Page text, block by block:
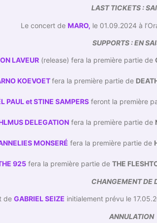
LAST TICKETS :
Le concert deMARO, le 01.09.2024 à
SUPPORTS : EN
LAVEUR(release) fera la première partie de
KOEVOETfera la première partie de
PAUL et STINE SAMPERSferont la première
DELEGATION fera la première partie de
MONSERÉ fera la première partie de
925 fera la première partie deTHE
CHANGEMENT DE
de GABRIEL SEIZE initialement prévu le
ANNULATION